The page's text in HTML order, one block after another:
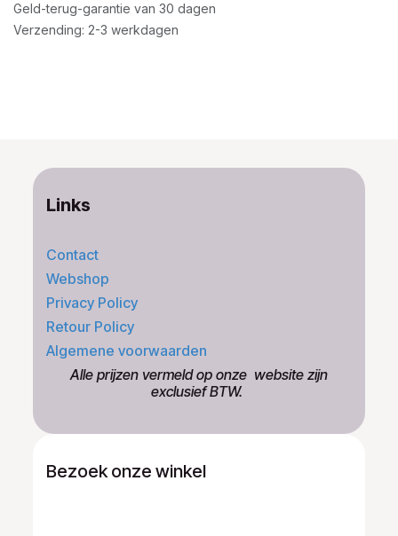
Geld-terug-garantie van 30 dagen
Verzending: 2-3 werkdagen
Links
Contact
Webshop
Privacy Policy
Retour Policy
Algemene voorwaarden
​Alle prijzen vermeld op onze ​website zijn
exclusief BTW.
Bezoek onze winkel